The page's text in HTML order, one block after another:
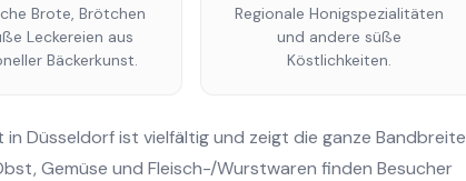
Brote, Brötchen
Leckereien aus
Bäckerkunst.
Regionale Honigspezialitäten
und andere süße
Köstlichkeiten.
Düsseldorf ist vielfältig und zeigt die ganze Bandbreite
Gemüse und Fleisch-/Wurstwaren finden Besucher